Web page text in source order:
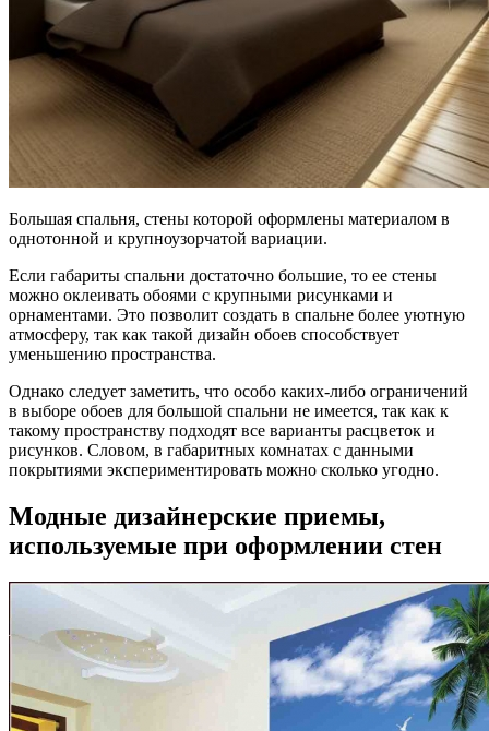
Большая спальня, стены которой оформлены материалом в
однотонной и крупноузорчатой вариации.
Если габариты спальни достаточно большие, то ее стены
можно оклеивать обоями с крупными рисунками и
орнаментами. Это позволит создать в спальне более уютную
атмосферу, так как такой дизайн обоев способствует
уменьшению пространства.
Однако следует заметить, что особо каких-либо ограничений
в выборе обоев для большой спальни не имеется, так как к
такому пространству подходят все варианты расцветок и
рисунков. Словом, в габаритных комнатах с данными
покрытиями экспериментировать можно сколько угодно.
Модные дизайнерские приемы,
используемые при оформлении стен